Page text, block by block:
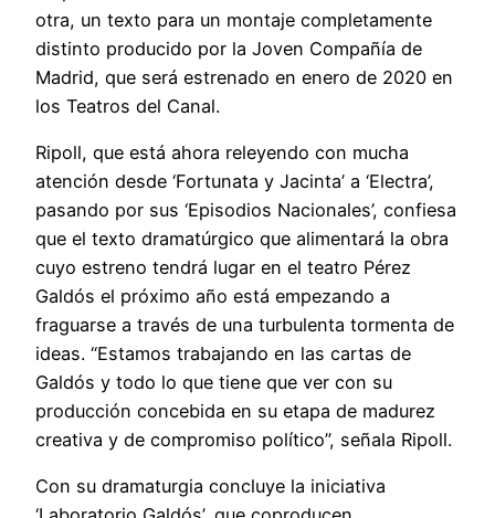
otra, un texto para un montaje completamente
distinto producido por la Joven Compañía de
Madrid, que será estrenado en enero de 2020 en
los Teatros del Canal.
Ripoll, que está ahora releyendo con mucha
atención desde ‘Fortunata y Jacinta’ a ‘Electra’,
pasando por sus ‘Episodios Nacionales’, confiesa
que el texto dramatúrgico que alimentará la obra
cuyo estreno tendrá lugar en el teatro Pérez
Galdós el próximo año está empezando a
fraguarse a través de una turbulenta tormenta de
ideas. “Estamos trabajando en las cartas de
Galdós y todo lo que tiene que ver con su
producción concebida en su etapa de madurez
creativa y de compromiso político”, señala Ripoll.
Con su dramaturgia concluye la iniciativa